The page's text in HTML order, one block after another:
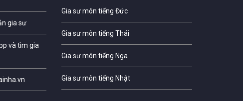
gia sư
và tìm gia
Gia sư môn tiếng Đức
Gia sư môn tiếng Thái
Gia sư môn tiếng Nga
Gia sư môn tiếng Nhật